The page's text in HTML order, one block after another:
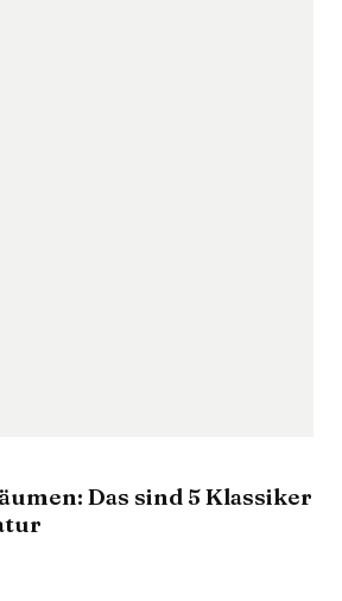
Das sind 5 Klassiker